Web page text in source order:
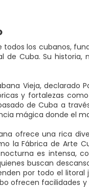
todos los cubanos,
de Cuba. Su
Vieja, declarado
y fortalezas
de Cuba a
mágica donde el
ofrece una rica
la Fábrica de Arte
es intensa,
buscan
por todo el
ofrecen facilidades